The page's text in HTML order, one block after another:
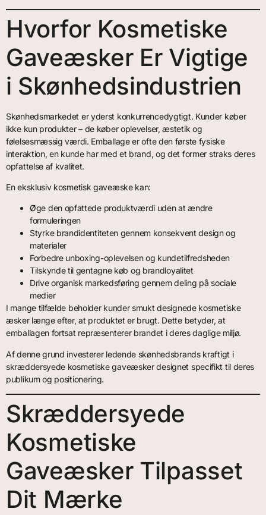
Hvorfor Kosmetiske
Gaveæsker Er Vigtige
i Skønhedsindustrien
Skønhedsmarkedet er yderst konkurrencedygtigt. Kunder køber
ikke kun produkter – de køber oplevelser, æstetik og
følelsesmæssig værdi. Emballage er ofte den første fysiske
interaktion, en kunde har med et brand, og det former straks deres
opfattelse af kvalitet.
En eksklusiv kosmetisk gaveæske kan:
Øge den opfattede produktværdi uden at ændre
formuleringen
Styrke brandidentiteten gennem konsekvent design og
materialer
Forbedre unboxing-oplevelsen og kundetilfredsheden
Tilskynde til gentagne køb og brandloyalitet
Drive organisk markedsføring gennem deling på sociale
medier
I mange tilfælde beholder kunder smukt designede kosmetiske
æsker længe efter, at produktet er brugt. Dette betyder, at
emballagen fortsat repræsenterer brandet i deres daglige miljø.
Af denne grund investerer ledende skønhedsbrands kraftigt i
skræddersyede kosmetiske gaveæsker designet specifikt til deres
publikum og positionering.
Skræddersyede
Kosmetiske
Gaveæsker Tilpasset
Dit Mærke